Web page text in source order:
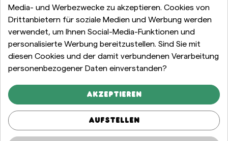
Media- und Werbezwecke zu akzeptieren. Cookies von
Drittanbietern für soziale Medien und Werbung werden
verwendet, um Ihnen Social-Media-Funktionen und
personalisierte Werbung bereitzustellen. Sind Sie mit
diesen Cookies und der damit verbundenen Verarbeitung
personenbezogener Daten einverstanden?
Akzeptieren
Aufstellen